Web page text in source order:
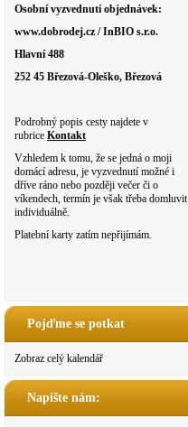
Osobní vyzvednutí objednávek:
www.dobrodej.cz / InBIO s.r.o.
Hlavní 488
252 45 Březová-Oleško, Březová
Podrobný popis cesty najdete v
rubrice Kontakt
Vzhledem k tomu, že se jedná o moji
domácí adresu, je vyzvednutí možné i
dříve ráno nebo později večer či o
víkendech, termín je však třeba domluvit
individuálně.
Platební karty zatím nepřijímám.
Pojďme se potkat
Zobraz celý kalendář
Napište nám: